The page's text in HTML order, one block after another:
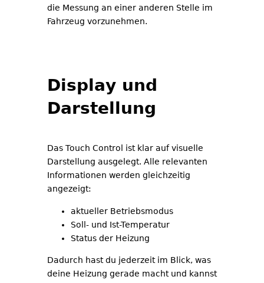
die Messung an einer anderen Stelle im
Fahrzeug vorzunehmen.
Display und
Darstellung
Das Touch Control ist klar auf visuelle
Darstellung ausgelegt. Alle relevanten
Informationen werden gleichzeitig
angezeigt:
aktueller Betriebsmodus
Soll- und Ist-Temperatur
Status der Heizung
Dadurch hast du jederzeit im Blick, was
deine Heizung gerade macht und kannst